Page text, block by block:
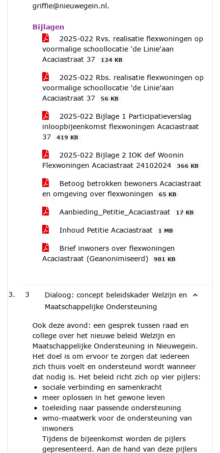
griffie@nieuwegein.nl.
Bijlagen
2025-022 Rvs. realisatie flexwoningen op
voormalige schoollocatie 'de Linie'aan
Acaciastraat 37
124 KB
2025-022 Rbs. realisatie flexwoningen op
voormalige schoollocatie 'de Linie'aan
Acaciastraat 37
56 KB
2025-022 Bijlage 1 Participatieverslag
inloopbijeenkomst flexwoningen Acaciastraat
37
419 KB
2025-022 Bijlage 2 IOK def Woonin
Flexwoningen Acaciastraat 24102024
366 KB
Betoog betrokken bewoners Acaciastraat
en omgeving over flexwoningen
65 KB
Aanbieding_Petitie_Acaciastraat 17 KB
Inhoud Petitie Acaciastraat 1 MB
Brief inwoners over flexwoningen
Acaciastraat (Geanonimiseerd)
981 KB
3
Dialoog: concept beleidskader Welzijn en
Maatschappelijke Ondersteuning
Ook deze avond: een gesprek tussen raad en
college over het nieuwe beleid Welzijn en
Maatschappelijke Ondersteuning in Nieuwegein.
Het doel is om ervoor te zorgen dat iedereen
zich thuis voelt en ondersteund wordt wanneer
dat nodig is. Het beleid richt zich op vier pijlers:
sociale verbinding en samenkracht
meer oplossen in het gewone leven
toeleiding naar passende ondersteuning
wmo-maatwerk voor de ondersteuning van
inwoners
Tijdens de bijeenkomst worden de pijlers
gepresenteerd. Aan de hand van deze pijlers